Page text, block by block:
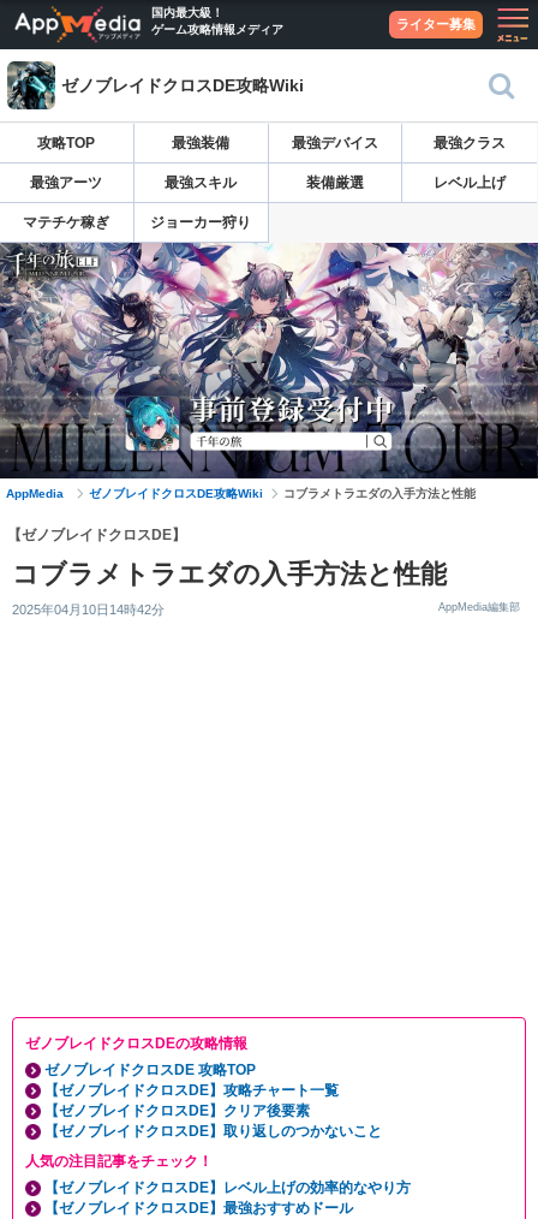
国内最大級！
ゲーム攻略情報メディア
ライター募集
ゼノブレイドクロスDE攻略Wiki
攻略TOP 最強装備 最強デバイス 最強クラス
最強アーツ 最強スキル 装備厳選 レベル上げ
マテチケ稼ぎ ジョーカー狩り
AppMedia ゼノブレイドクロスDE攻略Wiki コブラメトラエダの入手方法と性能
【ゼノブレイドクロスDE】
コブラメトラエダの入手方法と性能
2025年04月10日14時42分 AppMedia編集部
ゼノブレイドクロスDEの攻略情報
ゼノブレイドクロスDE 攻略TOP
【ゼノブレイドクロスDE】攻略チャート一覧
【ゼノブレイドクロスDE】クリア後要素
【ゼノブレイドクロスDE】取り返しのつかないこと
人気の注目記事をチェック！
【ゼノブレイドクロスDE】レベル上げの効率的なやり方
【ゼノブレイドクロスDE】最強おすすめドール